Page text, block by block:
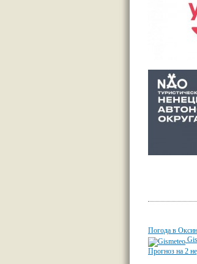
Погода в
Прогноз на 2